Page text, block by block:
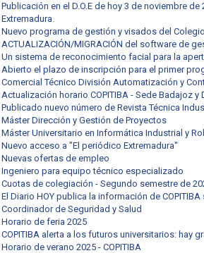
Publicación en el D.O.E de hoy 3 de noviembre
Extremadura.
Nuevo programa de gestión y visados del Colegio
ACTUALIZACIÓN/MIGRACIÓN del software de
Un sistema de reconocimiento facial para la
Abierto el plazo de inscripción para el primer
Comercial Técnico División Automatización y
Actualización horario COPITIBA - Sede Badajoz y
Publicado nuevo número de Revista Técnica
Máster Dirección y Gestión de Proyectos
Máster Universitario en Informática Industrial y
Nuevo acceso a "El periódico Extremadura"
Nuevas ofertas de empleo
Ingeniero para equipo técnico especializado
Cuotas de colegiación - Segundo semestre de
El Diario HOY publica la información de
Coordinador de Seguridad y Salud
Horario de feria 2025
COPITIBA alerta a los futuros universitarios: hay
Horario de verano 2025 - COPITIBA